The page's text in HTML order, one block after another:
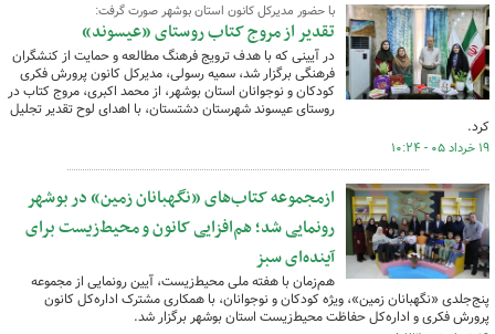
با حضور مدیرکل کانون استان بوشهر صورت گرفت:
تقدیر از مروج کتاب روستای «عیسوند»
در آیینی که با هدف ترویج فرهنگ مطالعه و حمایت از کنشگران
فرهنگی برگزار شد، سمیه رسولی، مدیرکل کانون پرورش فکری
کودکان و نوجوانان استان بوشهر، از محمد اکبری، مروج کتاب در
روستای عیسوند شهرستان دشتستان، با اهدای لوح تقدیر تجلیل
کرد.
۱۹ خرداد ۰۵ - ۱۰:۲۴
ازمجموعه کتاب‌های «نگهبانان زمین» در بوشهر
رونمایی شد؛ هم‌افزایی کانون و محیط‌زیست برای
آینده‌ای سبز
هم‌زمان با هفته ملی محیط‌زیست، آیین رونمایی از مجموعه
پنج‌جلدی «نگهبانان زمین»، ویژه کودکان و نوجوانان، با همکاری مشترک اداره‌کل کانون
پرورش فکری و اداره‌کل حفاظت محیط‌زیست استان بوشهر برگزار شد.